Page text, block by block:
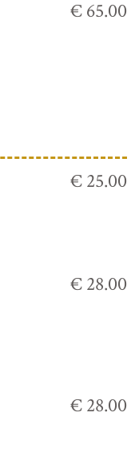
€ 65.00
€ 25.00
€ 28.00
€ 28.00